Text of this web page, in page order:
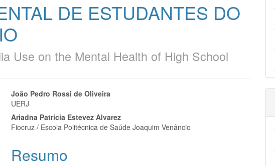
DE ESTUDANTES DO
Use on the Mental Health of High School
Conteúdo
do
artigo
principal
João Pedro Rossi de Oliveira
UERJ
Ariadna Patricia Estevez Alvarez
Fiocruz / Escola Politécnica de Saúde Joaquim Venâncio
Resumo